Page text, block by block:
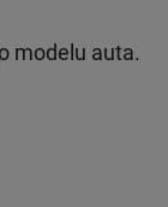
modelu auta.